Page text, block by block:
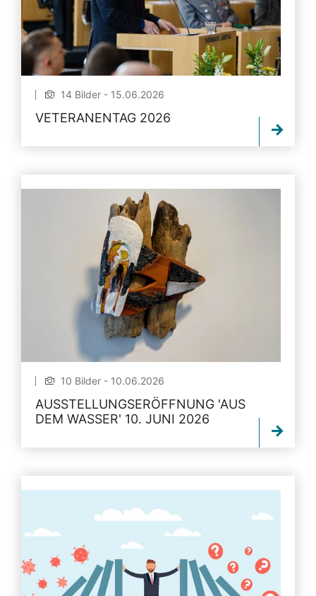
14 Bilder - 15.06.2026
VETERANENTAG 2026
10 Bilder - 10.06.2026
AUSSTELLUNGSERÖFFNUNG 'AUS
DEM WASSER' 10. JUNI 2026